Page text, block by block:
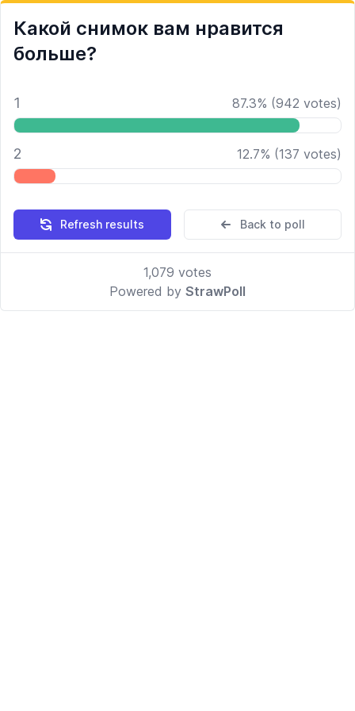
Какой снимок вам нравится
больше?
1 87.3% (942 votes)
2 12.7% (137 votes)
Refresh results Back to poll
1,079 votes
Powered by StrawPoll